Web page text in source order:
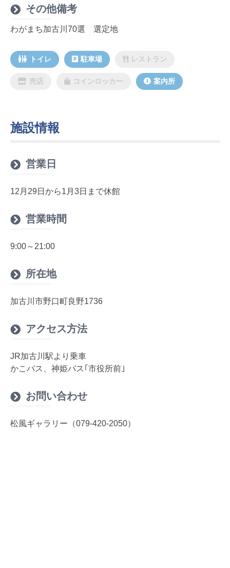
その他備考
わがまち加古川70選 選定地
トイレ 駐車場 レストラン
売店 コインロッカー 案内所
施設情報
営業日
12月29日から1月3日まで休館
営業時間
9:00～21:00
所在地
加古川市野口町良野1736
アクセス方法
JR加古川駅より乗車
かこバス、神姫バス｢市役所前｣
お問い合わせ
松風ギャラリー（079-420-2050）